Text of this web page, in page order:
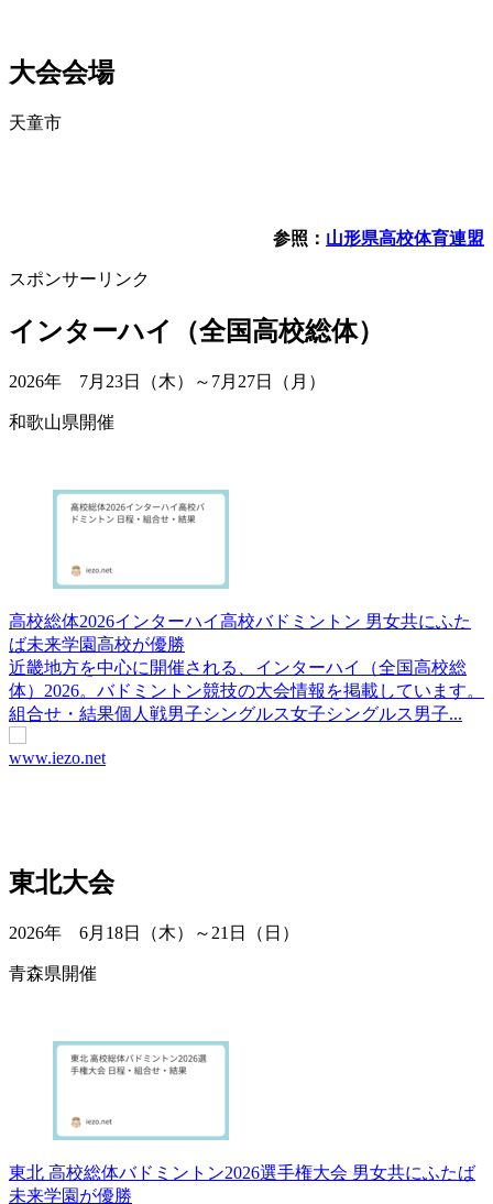
大会会場
天童市
参照： 山形県高校体育連盟
スポンサーリンク
インターハイ（全国高校総体）
2026年 7月23日（木）～7月27日（月）
和歌山県開催
高校総体2026インターハイ高校バドミントン 男女共にふた
ば未来学園高校が優勝
近畿地方を中心に開催される、インターハイ（全国高校総
体）2026。バドミントン競技の大会情報を掲載しています。
組合せ・結果個人戦男子シングルス女子シングルス男子...
www.iezo.net
東北大会
2026年 6月18日（木）～21日（日）
青森県開催
東北 高校総体バドミントン2026選手権大会 男女共にふたば
未来学園が優勝